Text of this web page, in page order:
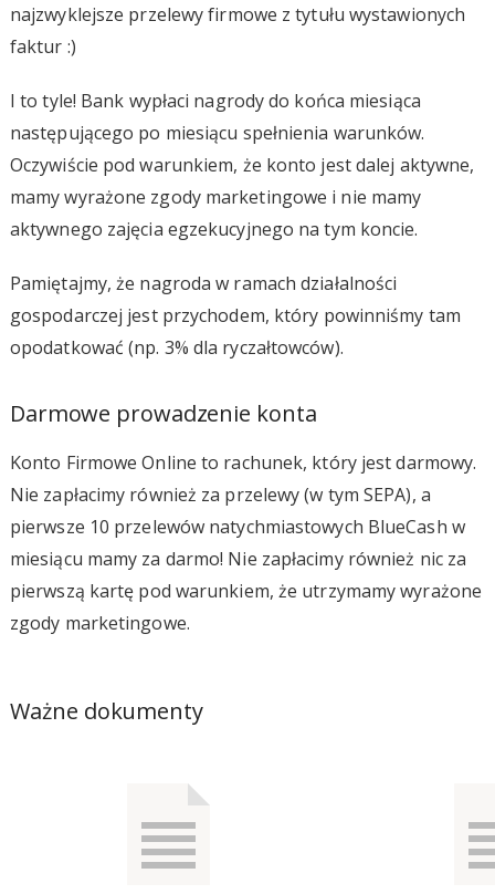
najzwyklejsze przelewy firmowe z tytułu wystawionych
faktur :)
I to tyle! Bank wypłaci nagrody do końca miesiąca
następującego po miesiącu spełnienia warunków.
Oczywiście pod warunkiem, że konto jest dalej aktywne,
mamy wyrażone zgody marketingowe i nie mamy
aktywnego zajęcia egzekucyjnego na tym koncie.
Pamiętajmy, że nagroda w ramach działalności
gospodarczej jest przychodem, który powinniśmy tam
opodatkować (np. 3% dla ryczałtowców).
Darmowe prowadzenie konta
Konto Firmowe Online to rachunek, który jest darmowy.
Nie zapłacimy również za przelewy (w tym SEPA), a
pierwsze 10 przelewów natychmiastowych BlueCash w
miesiącu mamy za darmo! Nie zapłacimy również nic za
pierwszą kartę pod warunkiem, że utrzymamy wyrażone
zgody marketingowe.
Ważne dokumenty